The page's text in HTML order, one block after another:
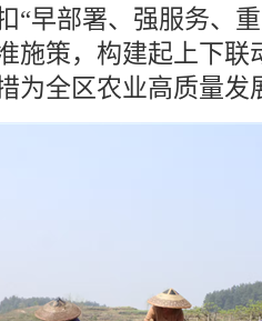
“早部署、强服务、
施策，构建起上下联
为全区农业高质量发